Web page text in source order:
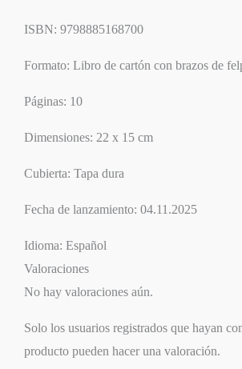
ISBN: 9798885168700
Formato: Libro de cartón con brazos de
Páginas: 10
Dimensiones: 22 x 15 cm
Cubierta: Tapa dura
Fecha de lanzamiento: 04.11.2025
Idioma: Español
Valoraciones
No hay valoraciones aún.
Solo los usuarios registrados que hayan
producto pueden hacer una valoración.